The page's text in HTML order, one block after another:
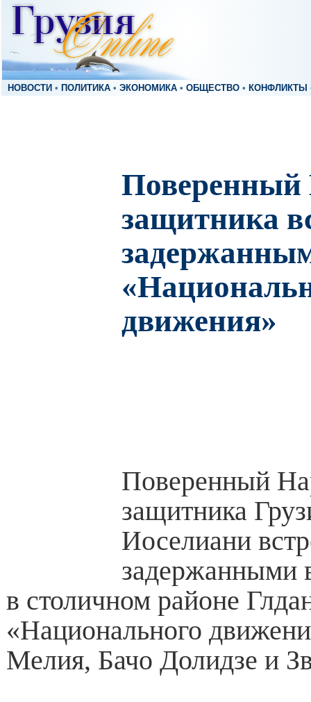
НОВОСТИ • ПОЛИТИКА • ЭКОНОМИКА • ОБЩЕСТВО • КОНФЛИКТЫ
Поверенный
защитника
движения»
Поверенный
защитника
Иоселиани
задержанными
в столичном районе
«Национального
Мелия, Бачо Долидзе и